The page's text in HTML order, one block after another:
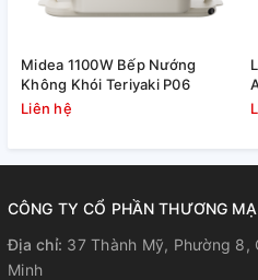
Lò nướng thủy tinh điện tử
công suất 1300W, sử dụng
Midea 1100W Bếp Nướng
Không Khói Teriyaki P06
Liên hệ
CÔNG TY CỔ PHẦN THƯƠNG
Địa chỉ: 37 Thành Mỹ, Phường 8,
Minh